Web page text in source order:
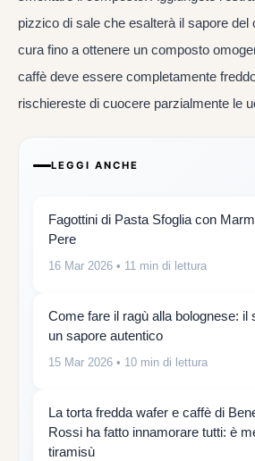
pizzico di sale che esalterà il sapore
cura fino a ottenere un composto
caffè deve essere completamente
rischiereste di cuocere parzialmente le
LEGGI ANCHE
Fagottini di Pasta Sfoglia con
Pere
16 Mar 2026 • 11 min di lettura
Come fare il ragù alla bolognese: il
un sapore autentico
15 Mar 2026 • 10 min di lettura
La torta fredda wafer e caffè di
Rossi ha fatto innamorare tutti: è
tiramisù